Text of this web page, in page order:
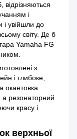
відрізняються
і
і увійшли до
світу. Де б
Yamaha FG
з
і глибоке,
окантовка
а резонаторний
красу і
верхньої